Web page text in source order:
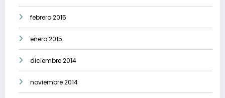
febrero 2015
enero 2015
diciembre 2014
noviembre 2014